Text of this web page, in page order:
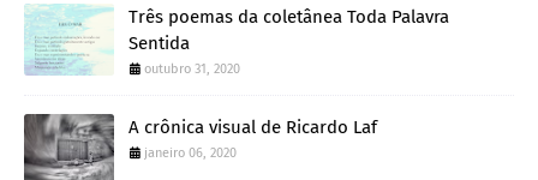
Três poemas da coletânea Toda Palavra
Sentida
outubro 31, 2020
A crônica visual de Ricardo Laf
janeiro 06, 2020